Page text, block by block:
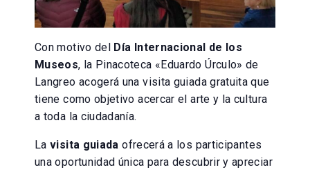
Con motivo del Día Internacional de los
Museos, la Pinacoteca «Eduardo Úrculo» de
Langreo acogerá una visita guiada gratuita que
tiene como objetivo acercar el arte y la cultura
a toda la ciudadanía.
Lavisita guiada ofrecerá a los participantes
una oportunidad única para descubrir y apreciar